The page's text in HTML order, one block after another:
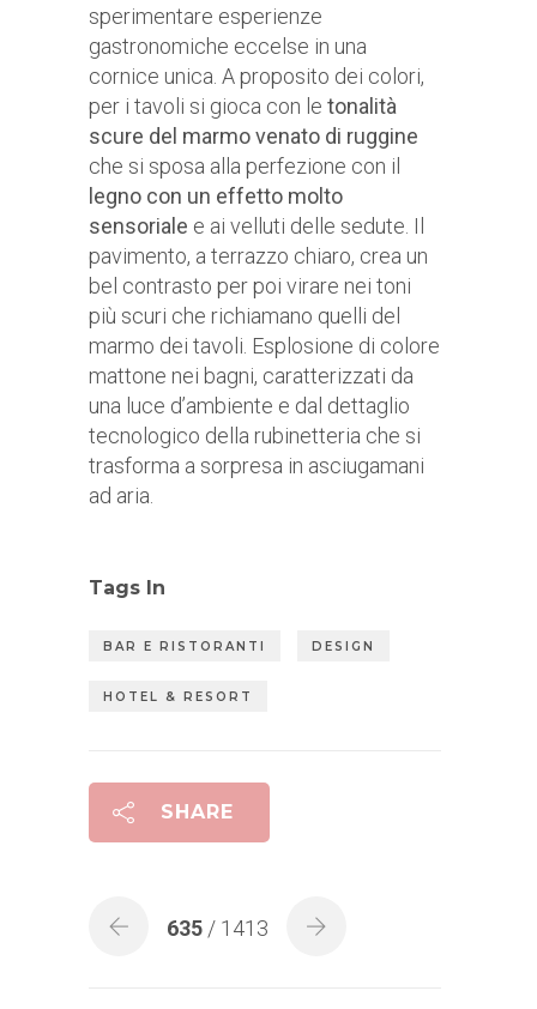
sperimentare esperienze
gastronomiche eccelse in una
cornice unica. A proposito dei colori,
per i tavoli si gioca con le tonalità
scure del marmo venato di ruggine
che si sposa alla perfezione con il
legno con un effetto molto
sensoriale e ai velluti delle sedute. Il
pavimento, a terrazzo chiaro, crea un
bel contrasto per poi virare nei toni
più scuri che richiamano quelli del
marmo dei tavoli. Esplosione di colore
mattone nei bagni, caratterizzati da
una luce d’ambiente e dal dettaglio
tecnologico della rubinetteria che si
trasforma a sorpresa in asciugamani
ad aria.
Tags In
BAR E RISTORANTI DESIGN
HOTEL & RESORT
SHARE
635 / 1413